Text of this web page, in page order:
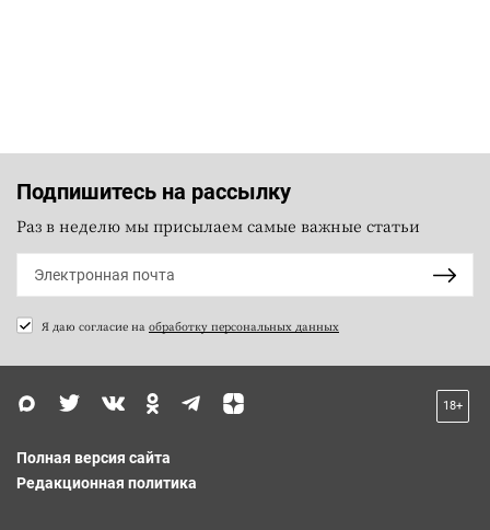
Подпишитесь на рассылку
Раз в неделю мы присылаем самые важные статьи
Я даю согласие на обработку персональных данных
18+
Полная версия сайта
Редакционная политика